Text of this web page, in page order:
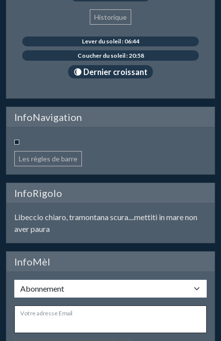
Historique
Lever du soleil : 06:44
Coucher du soleil : 20:58
🌘 Dernier croissant
InfoNavigation
Les règles de barre
InfoRigolo
Libeccio chiaro, tramontana scura....mettiti in mare non
aver paura
InfoMèl
Votre adresse Email